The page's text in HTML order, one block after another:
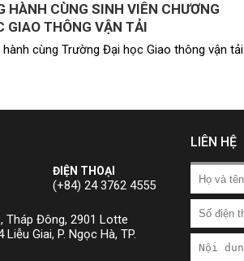
CÙNG SINH VIÊN CHƯƠNG
GIAO THÔNG VẬN TẢI
cùng Trường Đại học Giao thông vận tải
ĐIỆN THOẠI
(+84) 24 3762 4555
Tháp Đông, 2901 Lotte
Giai, P. Ngọc Hà, TP.
LIÊN HỆ